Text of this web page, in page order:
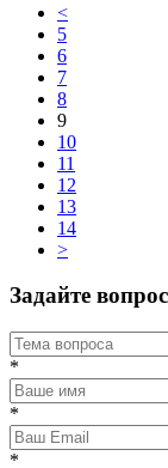
<
5
6
7
8
9
10
11
12
13
14
>
Задайте
*
*
*